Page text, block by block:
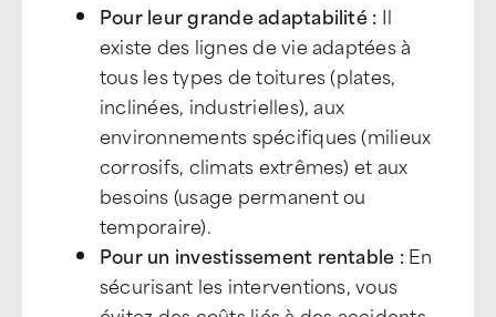
Pour leur grande adaptabilité : Il
existe des lignes de vie adaptées à
tous les types de toitures (plates,
inclinées, industrielles), aux
environnements spécifiques (milieux
corrosifs, climats extrêmes) et aux
besoins (usage permanent ou
temporaire).
Pour un investissement rentable :En
sécurisant les interventions, vous